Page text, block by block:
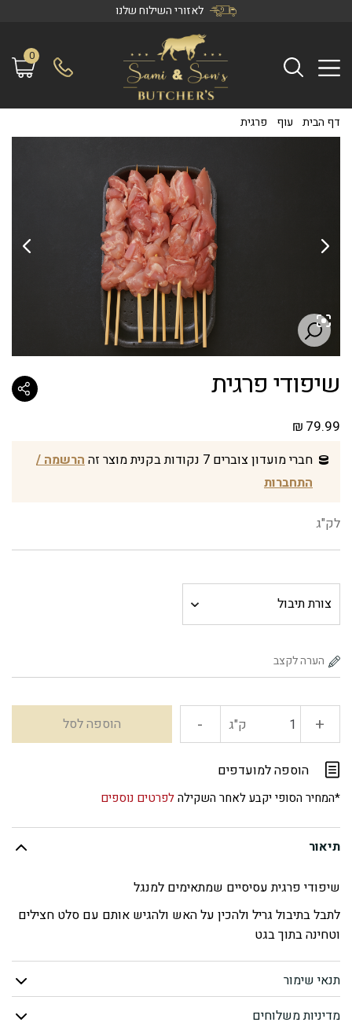
לאזורי השילוח שלנו
0
דף הבית עוף פרגית
שיפודי פרגית
₪ 79.99
חברי מועדון צוברים 7 נקודות בקנית מוצר זה
הרשמה /
התחברות
לק"ג
+ כמות
שיפודי
פרגית
ק"ג - הוספה לסל
הוספה למועדפים
*המחיר הסופי יקבע לאחר השקילהלפרטים נוספים
תיאור
שיפודי פרגית עסיסיים שמתאימים למנגל
לתבל בתיבול גריל ולהכין על האש ולהגיש אותם עם סלט חצילים
וטחינה בתוך בגט
תנאי שימור
מדיניות משלוחים